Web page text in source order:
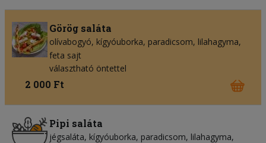
Görög saláta
olívabogyó kígyóuborka paradicsom lilahagyma
feta sajt
választható öntettel
2 000 Ft
Pipi saláta
jégsaláta kígyóuborka paradicsom lilahagyma